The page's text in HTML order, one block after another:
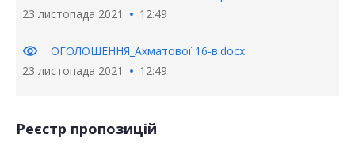
23 листопада 2021
12:49
visibility
ОГОЛОШЕННЯ_Ахматової 16-в.docx
23 листопада 2021
12:49
Реєстр пропозицій